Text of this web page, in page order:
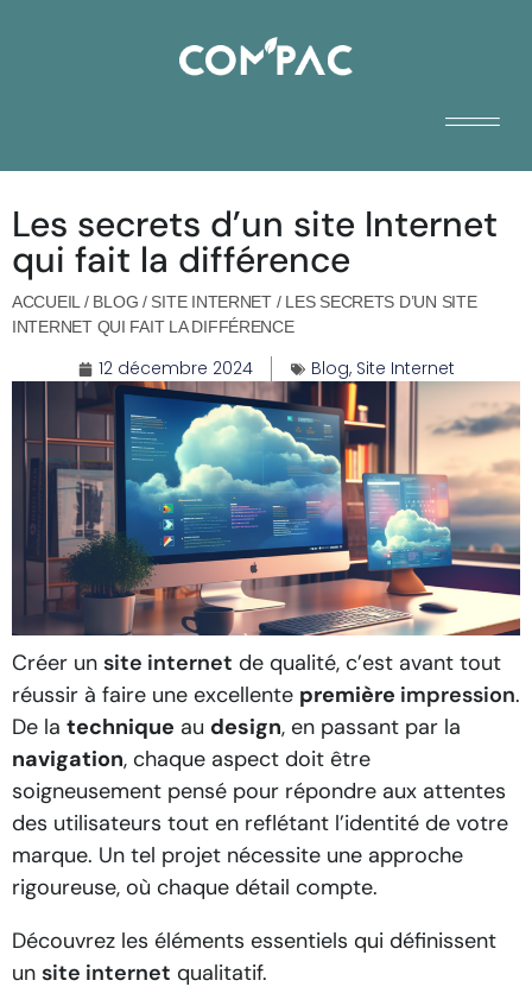
Les secrets d’un site Internet
qui fait la différence
ACCUEIL/ BLOG / SITE INTERNET/ LES SECRETS D’UN SITE
INTERNET QUI FAIT LA DIFFÉRENCE
12 décembre 2024 Blog, Site Internet
Créer un site internet de qualité, c’est avant tout
réussir à faire une excellente première impression.
De la technique au design, en passant par la
navigation, chaque aspect doit être
soigneusement pensé pour répondre aux attentes
des utilisateurs tout en reflétant l’identité de votre
marque. Un tel projet nécessite une approche
rigoureuse, où chaque détail compte.
Découvrez les éléments essentiels qui définissent
un site internet qualitatif.